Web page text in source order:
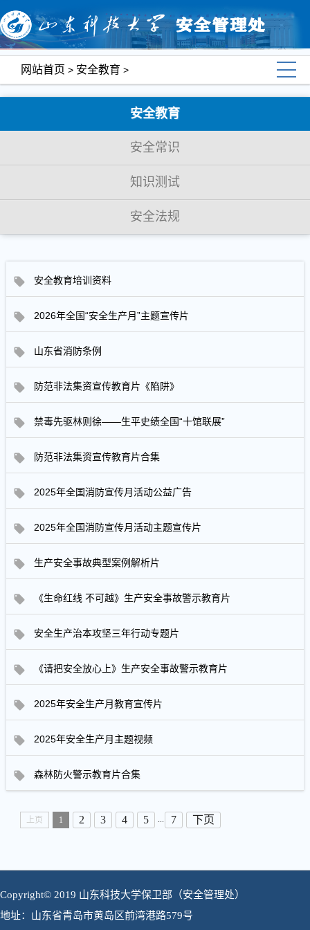
网站首页 > 安全教育 >
安全教育
安全常识
知识测试
安全法规
安全教育培训资料
2026年全国“安全生产月”主题宣传片
山东省消防条例
防范非法集资宣传教育片《陷阱》
禁毒先驱林则徐——生平史绩全国“十馆联展”
防范非法集资宣传教育片合集
2025年全国消防宣传月活动公益广告
2025年全国消防宣传月活动主题宣传片
生产安全事故典型案例解析片
《生命红线 不可越》生产安全事故警示教育片
安全生产治本攻坚三年行动专题片
《请把安全放心上》生产安全事故警示教育片
2025年安全生产月教育宣传片
2025年安全生产月主题视频
森林防火警示教育片合集
上页 1 2 3 4 5 7 下页
Copyright© 2019 山东科技大学保卫部（安全管理处）
地址：山东省青岛市黄岛区前湾港路579号